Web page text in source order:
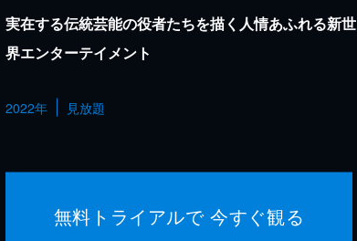
実在する伝統芸能の役者たちを描く人情あふれる新世
界エンターテイメント
2022年 見放題
無料トライアルで 今すぐ観る